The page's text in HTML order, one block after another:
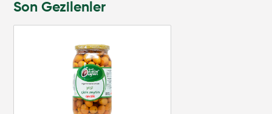
Son Gezilenler